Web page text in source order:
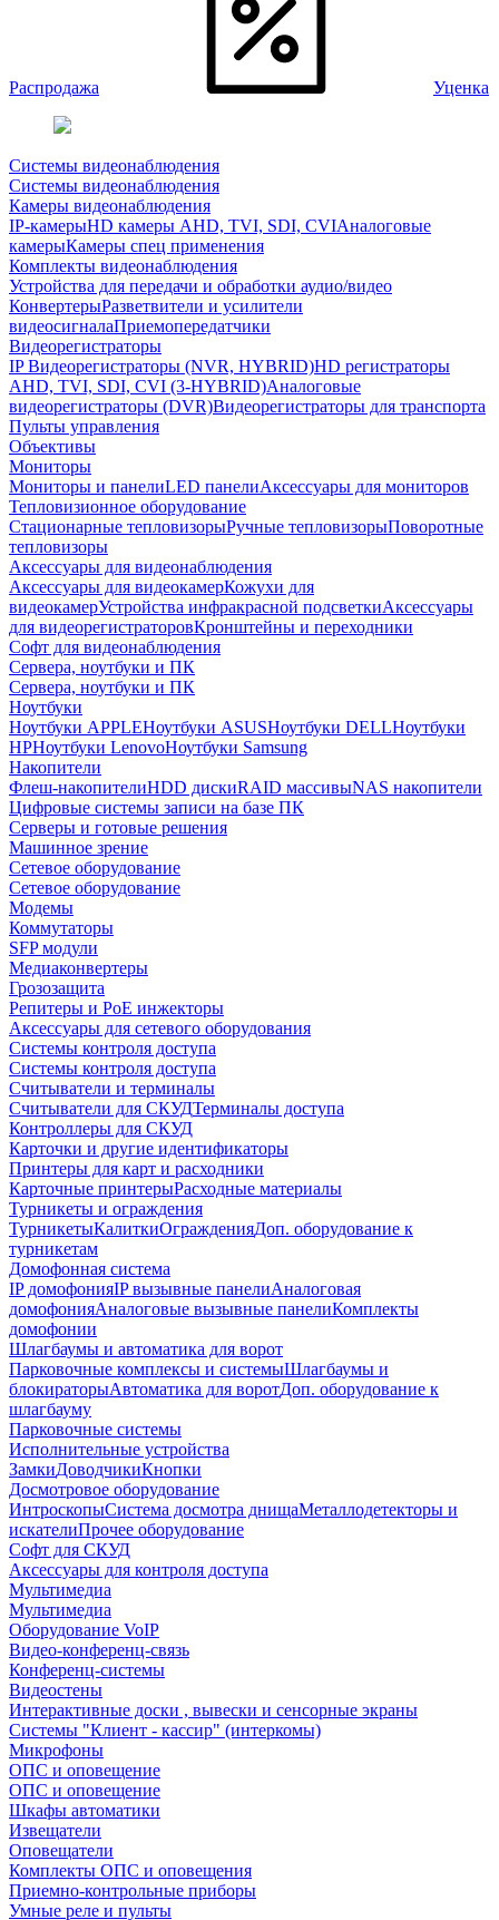
Распродажа Уценка
Системы видеонаблюдения
Системы видеонаблюдения
Камеры видеонаблюдения
IP-камерыHD камеры AHD, TVI, SDI, CVIАналоговые
камерыКамеры спец применения
Комплекты видеонаблюдения
Устройства для передачи и обработки аудио/видео
КонвертерыРазветвители и усилители
видеосигналаПриемопередатчики
Видеорегистраторы
IP Видеорегистраторы (NVR, HYBRID)HD регистраторы
AHD, TVI, SDI, CVI (3-HYBRID)Аналоговые
видеорегистраторы (DVR)Видеорегистраторы для транспорта
Пульты управления
Объективы
Мониторы
Мониторы и панелиLED панелиАксессуары для мониторов
Тепловизионное оборудование
Стационарные тепловизорыРучные тепловизорыПоворотные
тепловизоры
Аксессуары для видеонаблюдения
Аксессуары для видеокамерКожухи для
видеокамерУстройства инфракрасной подсветкиАксессуары
для видеорегистраторовКронштейны и переходники
Софт для видеонаблюдения
Сервера, ноутбуки и ПК
Сервера, ноутбуки и ПК
Ноутбуки
Ноутбуки APPLEНоутбуки ASUSНоутбуки DELLНоутбуки
HPНоутбуки LenovoНоутбуки Samsung
Накопители
Флеш-накопителиHDD дискиRAID массивыNAS накопители
Цифровые системы записи на базе ПК
Серверы и готовые решения
Машинное зрение
Сетевое оборудование
Сетевое оборудование
Модемы
Коммутаторы
SFP модули
Медиаконвертеры
Грозозащита
Репитеры и PoE инжекторы
Аксессуары для сетевого оборудования
Системы контроля доступа
Системы контроля доступа
Считыватели и терминалы
Считыватели для СКУДТерминалы доступа
Контроллеры для СКУД
Карточки и другие идентификаторы
Принтеры для карт и расходники
Карточные принтерыРасходные материалы
Турникеты и ограждения
ТурникетыКалиткиОгражденияДоп. оборудование к
турникетам
Домофонная система
IP домофонияIP вызывные панелиАналоговая
домофонияАналоговые вызывные панелиКомплекты
домофонии
Шлагбаумы и автоматика для ворот
Парковочные комплексы и системыШлагбаумы и
блокираторыАвтоматика для воротДоп. оборудование к
шлагбауму
Парковочные системы
Исполнительные устройства
ЗамкиДоводчикиКнопки
Досмотровое оборудование
ИнтроскопыСистема досмотра днищаМеталлодетекторы и
искателиПрочее оборудование
Софт для СКУД
Аксессуары для контроля доступа
Мультимедиа
Мультимедиа
Оборудование VoIP
Видео-конференц-связь
Конференц-системы
Видеостены
Интерактивные доски , вывески и сенсорные экраны
Системы "Клиент - кассир" (интеркомы)
Микрофоны
ОПС и оповещение
ОПС и оповещение
Шкафы автоматики
Извещатели
Оповещатели
Комплекты ОПС и оповещения
Приемно-контрольные приборы
Умные реле и пульты